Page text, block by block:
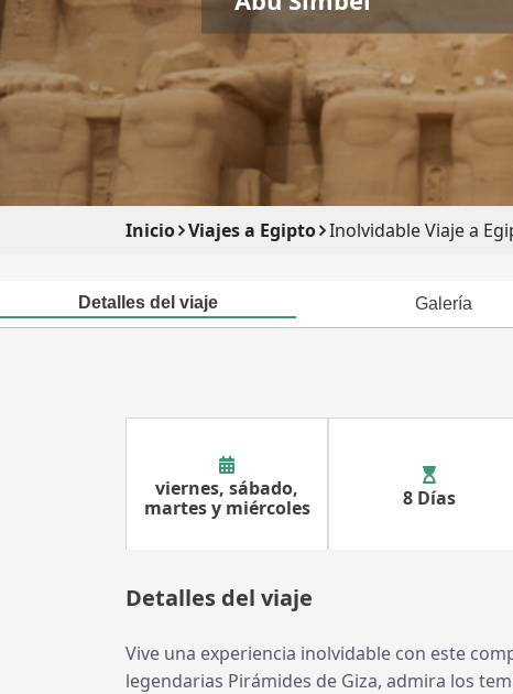
Inicio Viajes a Egipto Inolvidable Viaje a
Detalles del viaje Galería
viernes, sábado,
martes y miércoles
8 Días
Detalles del viaje
Vive una experiencia inolvidable con este
legendarias Pirámides de Giza, admira los